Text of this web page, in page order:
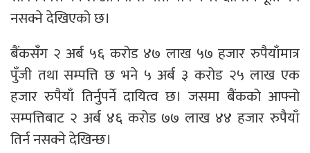
नसक्ने देखिएको छ।
बैंकसँग २ अर्ब ५६ करोड ४७ लाख ५७ हजार रुपैयाँमात्र
पुँजी तथा सम्पत्ति छ भने ५ अर्ब ३ करोड २५ लाख एक
हजार रुपैयाँ तिर्नुपर्ने दायित्व छ। जसमा बैंकको आफ्नो
सम्पत्तिबाट २ अर्ब ४६ करोड ७७ लाख ४४ हजार रुपैयाँ
तिर्न नसक्ने देखिन्छ।